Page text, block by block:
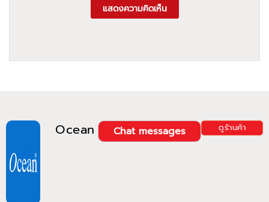
Ocean ดูร้านค้า
Chat messages
แสดงความคิดเห็น